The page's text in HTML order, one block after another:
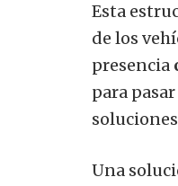
Esta
de los
presencia
para
Una